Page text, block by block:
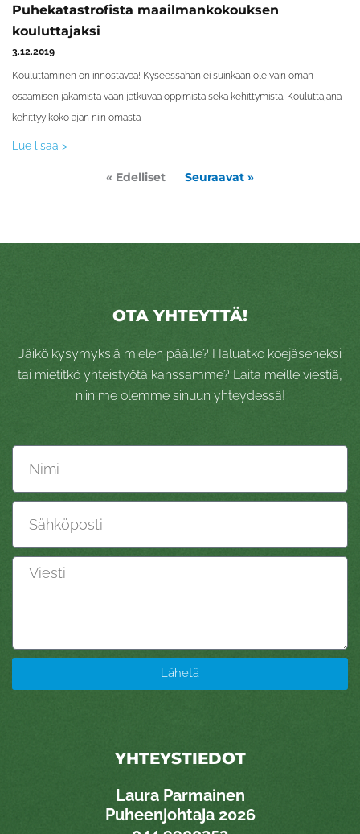
Puhekatastrofista maailmankokouksen
kouluttajaksi
3.12.2019
Kouluttaminen on innostavaa! Kyseessähän ei suinkaan ole vain oman
osaamisen jakamista vaan jatkuvaa oppimista sekä kehittymistä. Kouluttajana
kehittyy koko ajan niin omasta
Lue lisää >
« Edelliset Seuraavat »
OTA YHTEYTTÄ!
Jäikö kysymyksiä mielen päälle? Haluatko koejäseneksi
tai mietitkö yhteistyötä kanssamme? Laita meille viestiä,
niin me olemme sinuun yhteydessä!
Nimi
Sähköposti
Viesti
Lähetä
YHTEYSTIEDOT
Laura Parmainen
Puheenjohtaja 2026